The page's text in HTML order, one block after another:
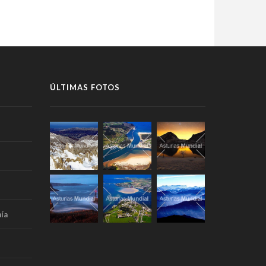
ÚLTIMAS FOTOS